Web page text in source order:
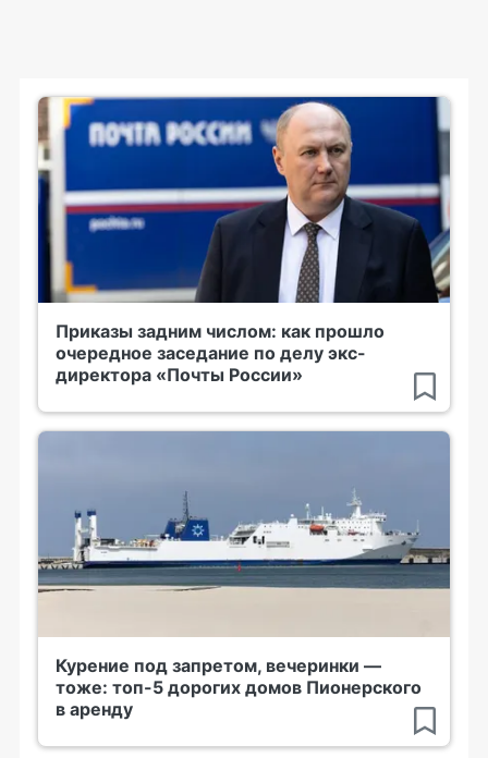
Приказы задним числом: как прошло
очередное заседание по делу экс-
директора «Почты России»
Курение под запретом, вечеринки —
тоже: топ-5 дорогих домов Пионерского
в аренду